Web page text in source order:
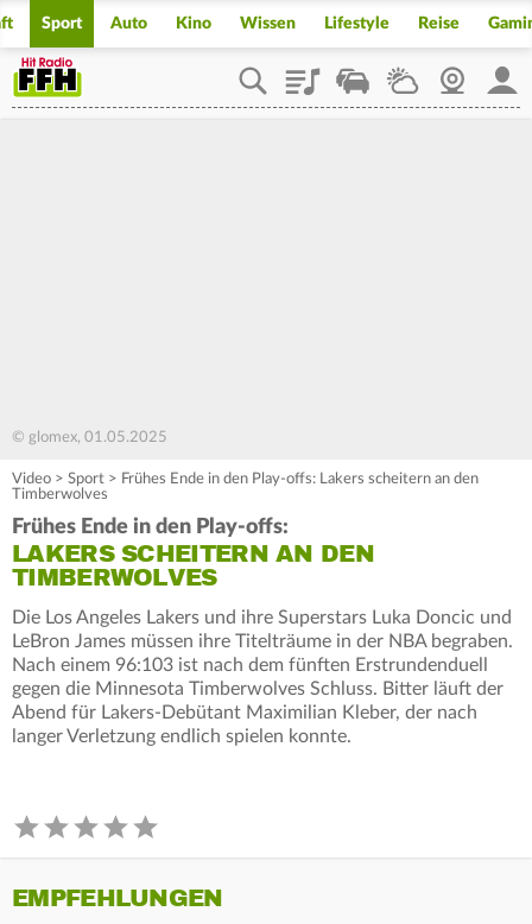
Sport Auto Kino Wissen Lifestyle Reise
PlaylistStaupilotWetterWebcam
© glomex, 01.05.2025
Video > Sport > Frühes Ende in den Play-offs: Lakers scheitern an den
Timberwolves
Frühes Ende in den Play-offs:
LAKERS SCHEITERN AN DEN
TIMBERWOLVES
Die Los Angeles Lakers und ihre Superstars Luka Doncic und
LeBron James müssen ihre Titelträume in der NBA begraben.
Nach einem 96:103 ist nach dem fünften Erstrundenduell
gegen die Minnesota Timberwolves Schluss. Bitter läuft der
Abend für Lakers-Debütant Maximilian Kleber, der nach
langer Verletzung endlich spielen konnte.
EMPFEHLUNGEN